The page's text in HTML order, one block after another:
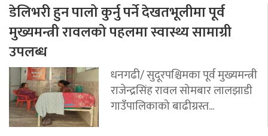
डेलिभरी हुन पालो कुर्नु पर्ने देखतभूलीमा पूर्व
मुख्यमन्त्री रावलको पहलमा स्वास्थ्य सामाग्री
उपलब्ध
धनगढी/ सुदूरपश्चिमका पूर्व मुख्यमन्त्री
राजेन्द्रसिंह रावल सोमबार लालझाडी
गाउँपालिकाको बाढीग्रस्त...